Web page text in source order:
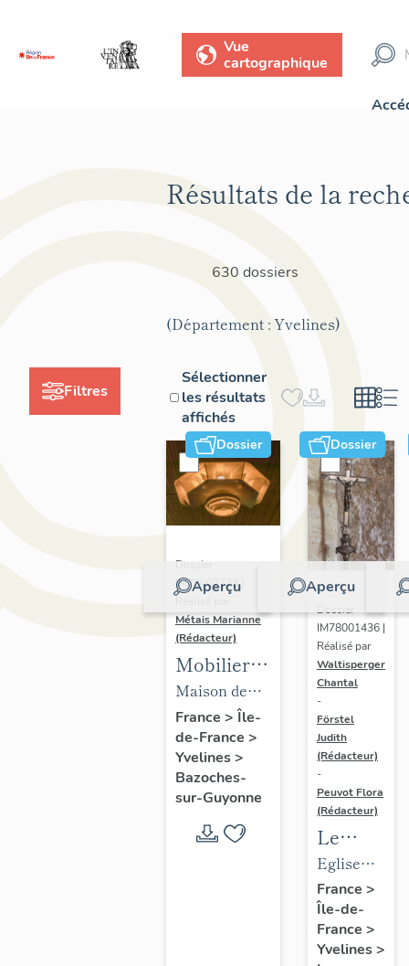
Vue
cartographique
Filtres
Résultats de la
630 dossiers
(Département : Yvelines)
Sélectionner
les résultats
affichés
Dossier
Aperçu
Dossier
IM78002723 |
Métais Marianne
(Rédacteur)
Mobilier
de la
maison
Louis
Carré
Maison de
villégiature
dite maison
Louis Carré
France > Île-
de-France >
Yvelines>
Bazoches-
sur-Guyonne
Dossier
Aperçu
Dossier
IM78001436 |
Réalisé par
Waltisperger
Chantal
-
Förstel
Judith
(Rédacteur)
-
Peuvot Flora
(Rédacteur)
Le
mobilier
de
l'église
Eglise
paroissiale
Saint-
Nicolas
France >
Île-de-
France >
Yvelines>